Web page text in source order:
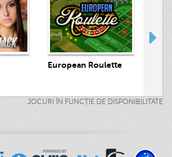
European Roulette
JOCURI ÎN FUNCȚIE DE DISPONIBILITATE